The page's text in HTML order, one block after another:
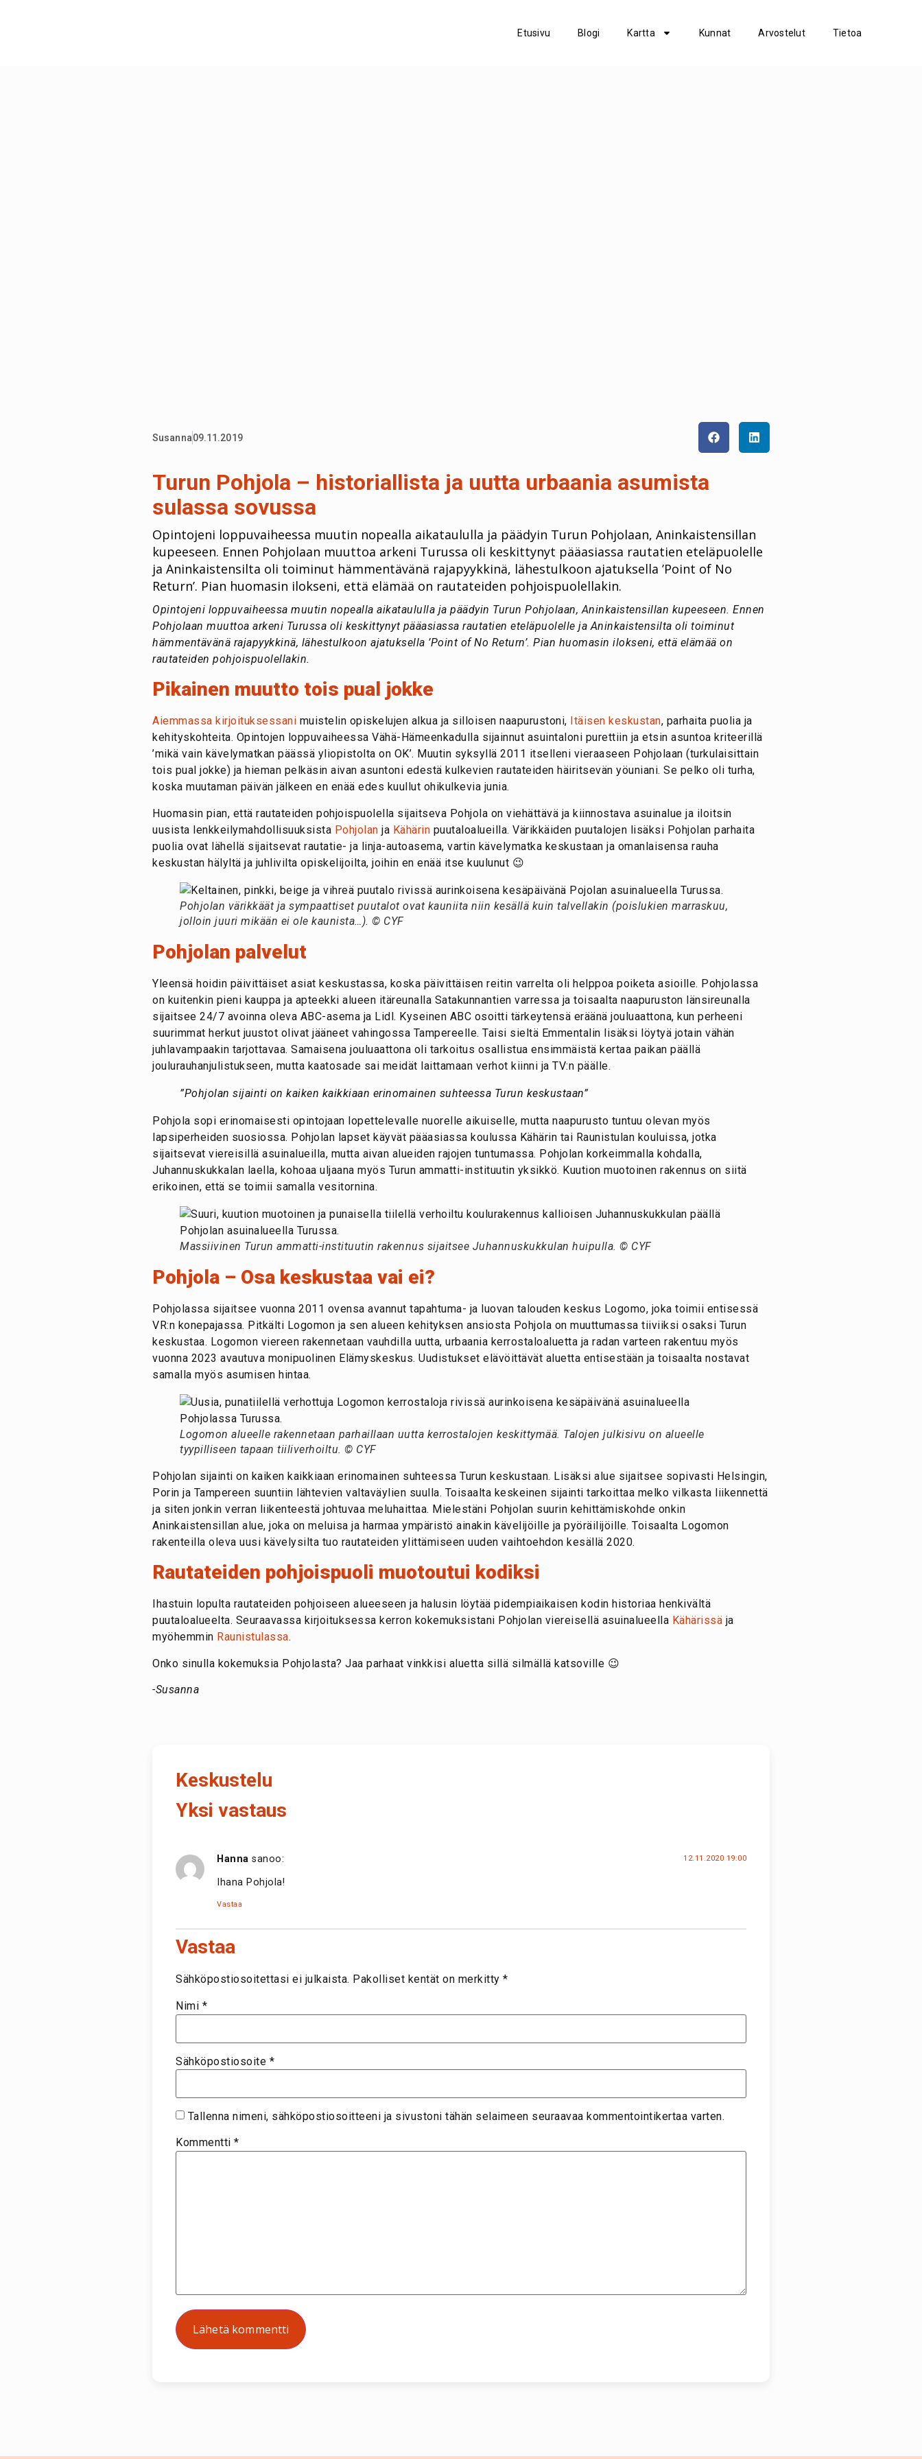
Etusivu Blogi Kartta Kunnat Arvostelut Tietoa
Susanna09.11.2019
Turun Pohjola – historiallista ja uutta urbaania asumista
sulassa sovussa
Opintojeni loppuvaiheessa muutin nopealla aikataululla ja päädyin Turun Pohjolaan, Aninkaistensillan
kupeeseen. Ennen Pohjolaan muuttoa arkeni Turussa oli keskittynyt pääasiassa rautatien eteläpuolelle
ja Aninkaistensilta oli toiminut hämmentävänä rajapyykkinä, lähestulkoon ajatuksella ’Point of No
Return’. Pian huomasin ilokseni, että elämää on rautateiden pohjoispuolellakin.
Opintojeni loppuvaiheessa muutin nopealla aikataululla ja päädyin Turun Pohjolaan, Aninkaistensillan kupeeseen. Ennen
Pohjolaan muuttoa arkeni Turussa oli keskittynyt pääasiassa rautatien eteläpuolelle ja Aninkaistensilta oli toiminut
hämmentävänä rajapyykkinä, lähestulkoon ajatuksella ’Point of No Return’. Pian huomasin ilokseni, että elämää on
rautateiden pohjoispuolellakin.
Pikainen muutto tois pual jokke
Aiemmassa kirjoituksessani muistelin opiskelujen alkua ja silloisen naapurustoni, Itäisen keskustan, parhaita puolia ja
kehityskohteita. Opintojen loppuvaiheessa Vähä-Hämeenkadulla sijainnut asuintaloni purettiin ja etsin asuntoa kriteerillä
’mikä vain kävelymatkan päässä yliopistolta on OK’. Muutin syksyllä 2011 itselleni vieraaseen Pohjolaan (turkulaisittain
tois pual jokke) ja hieman pelkäsin aivan asuntoni edestä kulkevien rautateiden häiritsevän yöuniani. Se pelko oli turha,
koska muutaman päivän jälkeen en enää edes kuullut ohikulkevia junia.
Huomasin pian, että rautateiden pohjoispuolella sijaitseva Pohjola on viehättävä ja kiinnostava asuinalue ja iloitsin
uusista lenkkeilymahdollisuuksista Pohjolan ja Kähärin puutaloalueilla. Värikkäiden puutalojen lisäksi Pohjolan parhaita
puolia ovat lähellä sijaitsevat rautatie- ja linja-autoasema, vartin kävelymatka keskustaan ja omanlaisensa rauha
keskustan hälyltä ja juhlivilta opiskelijoilta, joihin en enää itse kuulunut 😉
Pohjolan värikkäät ja sympaattiset puutalot ovat kauniita niin kesällä kuin talvellakin (poislukien marraskuu,
jolloin juuri mikään ei ole kaunista…). © CYF
Pohjolan palvelut
Yleensä hoidin päivittäiset asiat keskustassa, koska päivittäisen reitin varrelta oli helppoa poiketa asioille. Pohjolassa
on kuitenkin pieni kauppa ja apteekki alueen itäreunalla Satakunnantien varressa ja toisaalta naapuruston länsireunalla
sijaitsee 24/7 avoinna oleva ABC-asema ja Lidl. Kyseinen ABC osoitti tärkeytensä eräänä jouluaattona, kun perheeni
suurimmat herkut juustot olivat jääneet vahingossa Tampereelle. Taisi sieltä Emmentalin lisäksi löytyä jotain vähän
juhlavampaakin tarjottavaa. Samaisena jouluaattona oli tarkoitus osallistua ensimmäistä kertaa paikan päällä
joulurauhanjulistukseen, mutta kaatosade sai meidät laittamaan verhot kiinni ja TV:n päälle.
”Pohjolan sijainti on kaiken kaikkiaan erinomainen suhteessa Turun keskustaan”
Pohjola sopi erinomaisesti opintojaan lopettelevalle nuorelle aikuiselle, mutta naapurusto tuntuu olevan myös
lapsiperheiden suosiossa. Pohjolan lapset käyvät pääasiassa koulussa Kähärin tai Raunistulan kouluissa, jotka
sijaitsevat viereisillä asuinalueilla, mutta aivan alueiden rajojen tuntumassa. Pohjolan korkeimmalla kohdalla,
Juhannuskukkalan laella, kohoaa uljaana myös Turun ammatti-instituutin yksikkö. Kuution muotoinen rakennus on siitä
erikoinen, että se toimii samalla vesitornina.
Massiivinen Turun ammatti-instituutin rakennus sijaitsee Juhannuskukkulan huipulla. © CYF
Pohjola – Osa keskustaa vai ei?
Pohjolassa sijaitsee vuonna 2011 ovensa avannut tapahtuma- ja luovan talouden keskus Logomo, joka toimii entisessä
VR:n konepajassa. Pitkälti Logomon ja sen alueen kehityksen ansiosta Pohjola on muuttumassa tiiviiksi osaksi Turun
keskustaa. Logomon viereen rakennetaan vauhdilla uutta, urbaania kerrostaloaluetta ja radan varteen rakentuu myös
vuonna 2023 avautuva monipuolinen Elämyskeskus. Uudistukset elävöittävät aluetta entisestään ja toisaalta nostavat
samalla myös asumisen hintaa.
Logomon alueelle rakennetaan parhaillaan uutta kerrostalojen keskittymää. Talojen julkisivu on alueelle
tyypilliseen tapaan tiiliverhoiltu. © CYF
Pohjolan sijainti on kaiken kaikkiaan erinomainen suhteessa Turun keskustaan. Lisäksi alue sijaitsee sopivasti Helsingin,
Porin ja Tampereen suuntiin lähtevien valtaväylien suulla. Toisaalta keskeinen sijainti tarkoittaa melko vilkasta liikennettä
ja siten jonkin verran liikenteestä johtuvaa meluhaittaa. Mielestäni Pohjolan suurin kehittämiskohde onkin
Aninkaistensillan alue, joka on meluisa ja harmaa ympäristö ainakin kävelijöille ja pyöräilijöille. Toisaalta Logomon
rakenteilla oleva uusi kävelysilta tuo rautateiden ylittämiseen uuden vaihtoehdon kesällä 2020.
Rautateiden pohjoispuoli muotoutui kodiksi
Ihastuin lopulta rautateiden pohjoiseen alueeseen ja halusin löytää pidempiaikaisen kodin historiaa henkivältä
puutaloalueelta. Seuraavassa kirjoituksessa kerron kokemuksistani Pohjolan viereisellä asuinalueella Kähärissä ja
myöhemmin Raunistulassa.
Onko sinulla kokemuksia Pohjolasta? Jaa parhaat vinkkisi aluetta sillä silmällä katsoville 😉
-Susanna
Keskustelu
Yksi vastaus
Hanna sanoo: 12.11.2020 19:00
Ihana Pohjola!
Vastaa
Vastaa
Sähköpostiosoitettasi ei julkaista. Pakolliset kentät on merkitty *
Nimi *
Sähköpostiosoite *
Tallenna nimeni, sähköpostiosoitteeni ja sivustoni tähän selaimeen seuraavaa kommentointikertaa varten.
Kommentti *